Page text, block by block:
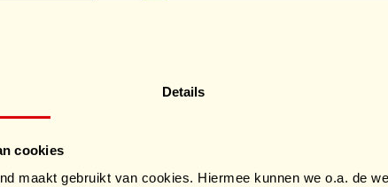
Details
cookies
maakt gebruikt van cookies. Hiermee kunnen we o.a. de